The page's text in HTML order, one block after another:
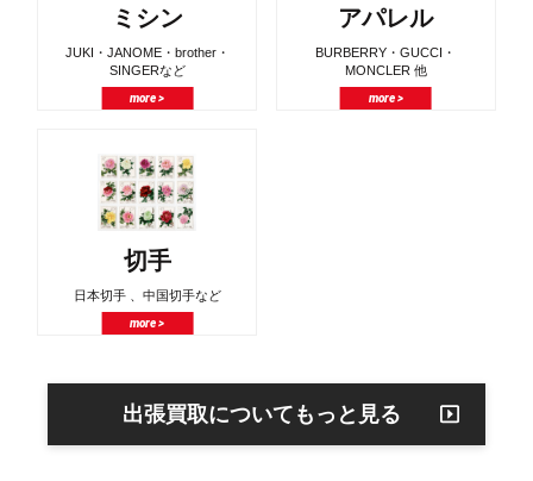
ミシン
JUKI・JANOME・brother・
SINGERなど
more >
アパレル
BURBERRY・GUCCI・
MONCLER 他
more >
切手
日本切手 、中国切手など
more >
出張買取についてもっと見る